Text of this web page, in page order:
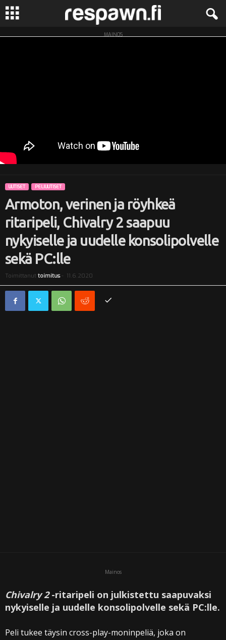
R
w
MAINOS
UUTISET PELIUUTISET
Armoton, verinen ja röyhkeä
ritaripeli, Chivalry 2 saapuu
nykyiselle ja uudelle konsolipolvelle
sekä PC:lle
Toimittanut toimitus- 11.6.2020
Mainos
Chivalry 2-ritaripeli on julkistettu saapuvaksi
nykyiselle ja uudelle konsolipolvelle sekä PC:lle.
Peli tukee täysin cross-play-moninpeliä, joka on